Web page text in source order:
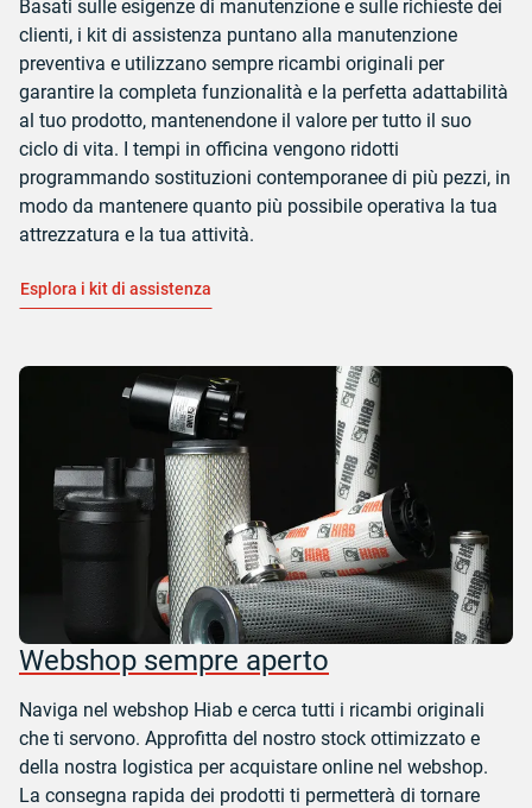
Basati sulle esigenze di manutenzione e sulle richieste dei
clienti, i kit di assistenza puntano alla manutenzione
preventiva e utilizzano sempre ricambi originali per
garantire la completa funzionalità e la perfetta adattabilità
al tuo prodotto, mantenendone il valore per tutto il suo
ciclo di vita. I tempi in officina vengono ridotti
programmando sostituzioni contemporanee di più pezzi, in
modo da mantenere quanto più possibile operativa la tua
attrezzatura e la tua attività.
Esplora i kit di assistenza
Webshop sempre aperto
Naviga nel webshop Hiab e cerca tutti i ricambi originali
che ti servono. Approfitta del nostro stock ottimizzato e
della nostra logistica per acquistare online nel webshop.
La consegna rapida dei prodotti ti permetterà di tornare